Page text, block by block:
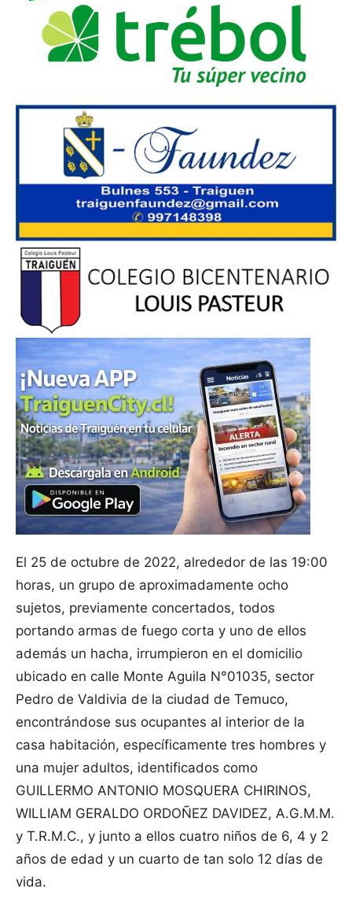
El 25 de octubre de 2022, alrededor de las 19:00
horas, un grupo de aproximadamente ocho
sujetos, previamente concertados, todos
portando armas de fuego corta y uno de ellos
además un hacha, irrumpieron en el domicilio
ubicado en calle Monte Aguila N°01035, sector
Pedro de Valdivia de la ciudad de Temuco,
encontrándose sus ocupantes al interior de la
casa habitación, específicamente tres hombres y
una mujer adultos, identificados como
GUILLERMO ANTONIO MOSQUERA CHIRINOS,
WILLIAM GERALDO ORDOÑEZ DAVIDEZ, A.G.M.M.
y T.R.M.C., y junto a ellos cuatro niños de 6, 4 y 2
años de edad y un cuarto de tan solo 12 días de
vida.